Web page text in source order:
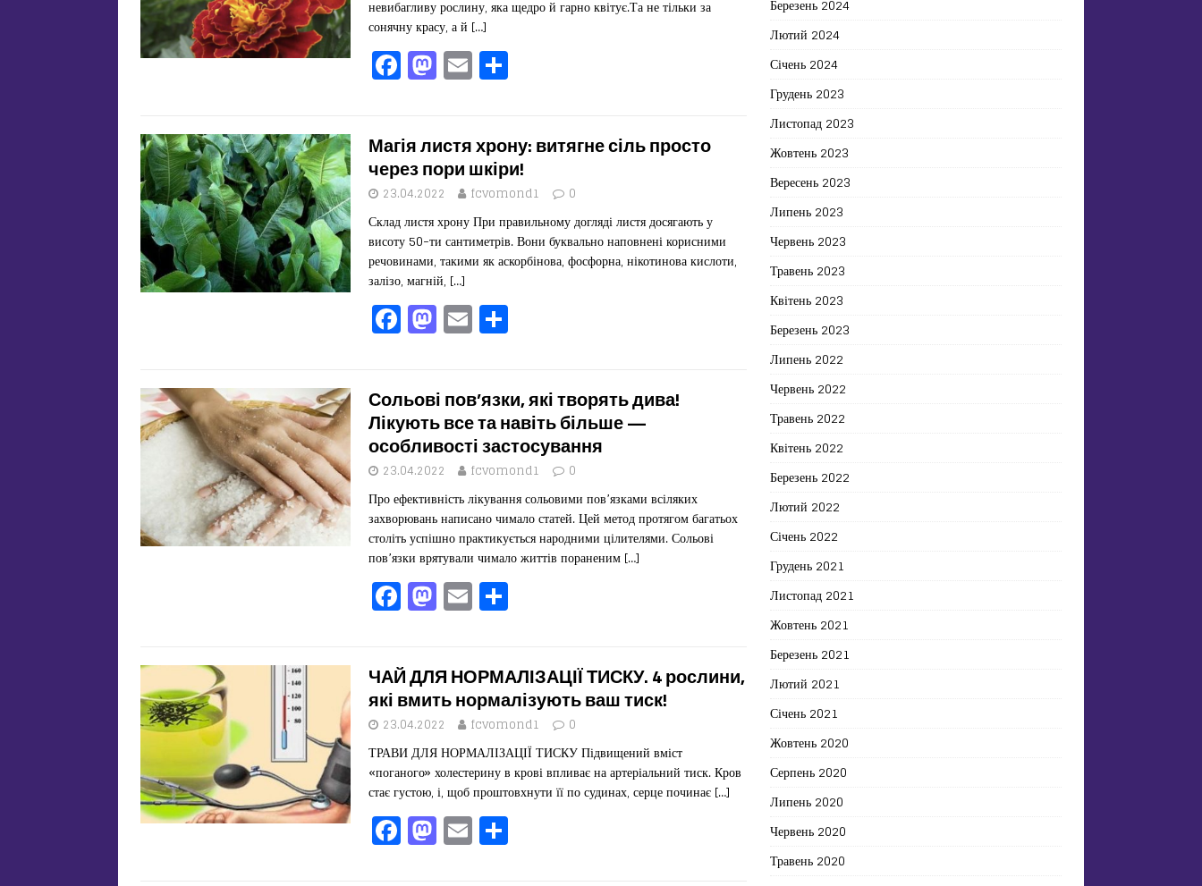
k
невибагливу рослину, яка щедро й гарно квітує.Та не тільки за
сонячну красу, а й […]
F
a
e
b
o
o
k
M
a
o
d
o
n
E
m
l ит
ис
я
Магія листя хрону: витягне сіль просто
через пори шкіри!
23.04.2022 fcvomond1 0
Склад листя хрону При правильному догляді листя досягають у
висоту 50-ти сантиметрів. Вони буквально наповнені корисними
речовинами, такими як аскорбінова, фосфорна, нікотинова кислоти,
залізо, магній, […]
F
a
e
b
o
o
k
M
a
o
d
o
n
E
m
l ит
ис
я
Сольові пов’язки, які творять дива!
Лікують все та навіть більше —
особливості застосування
23.04.2022 fcvomond1 0
Про ефективність лікування сольовими пов’язками всіляких
захворювань написано чимало статей. Цей метод протягом багатьох
століть успішно практикується народними цілителями. Сольові
пов’язки врятували чимало життів пораненим […]
F
a
c
e
b
o
o
k
M
a
o
d
o
n
E
m
l ит
ис
я
ЧАЙ ДЛЯ НОРМАЛІЗАЦІЇ ТИСКУ. 4 рослини,
які вмить нормалізують ваш тиск!
23.04.2022 fcvomond1 0
ТРАВИ ДЛЯ НОРМАЛІЗАЦІЇ ТИСКУ Підвищений вміст
«поганого» холестерину в крові впливає на артеріальний тиск. Кров
стає густою, і, щоб проштовхнути її по судинах, серце починає […]
F
a
M
a
E
m
Березень 2024
Лютий 2024
Січень 2024
Грудень 2023
Листопад 2023
Жовтень 2023
Вересень 2023
Липень 2023
Червень 2023
Травень 2023
Квітень 2023
Березень 2023
Липень 2022
Червень 2022
Травень 2022
Квітень 2022
Березень 2022
Лютий 2022
Січень 2022
Грудень 2021
Листопад 2021
Жовтень 2021
Березень 2021
Лютий 2021
Січень 2021
Жовтень 2020
Серпень 2020
Липень 2020
Червень 2020
Травень 2020